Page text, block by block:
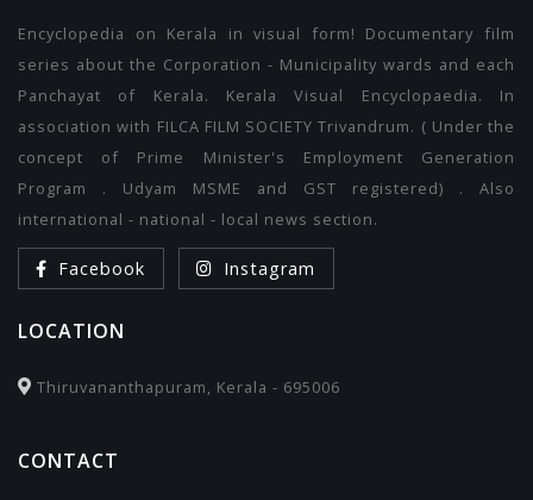
Encyclopedia on Kerala in visual form! Documentary film
series about the Corporation - Municipality wards and each
Panchayat of Kerala. Kerala Visual Encyclopaedia. In
association with FILCA FILM SOCIETY Trivandrum. ( Under the
concept of Prime Minister's Employment Generation
Program . Udyam MSME and GST registered) . Also
international - national - local news section.
Facebook Instagram
LOCATION
Thiruvananthapuram, Kerala - 695006
CONTACT